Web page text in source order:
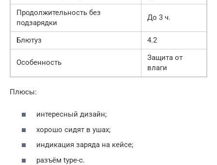
Продолжительность без
подзарядки
До 3 ч.
Блютуз 4.2
Особенность
Защита от
влаги
Плюсы:
интересный дизайн;
хорошо сидят в ушах;
индикация заряда на кейсе;
разъём type-c.